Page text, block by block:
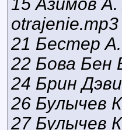
15 Азимов А.
21 Бестер
22 Бова Бен
24 Брин
26 Булычев
27 Булычев